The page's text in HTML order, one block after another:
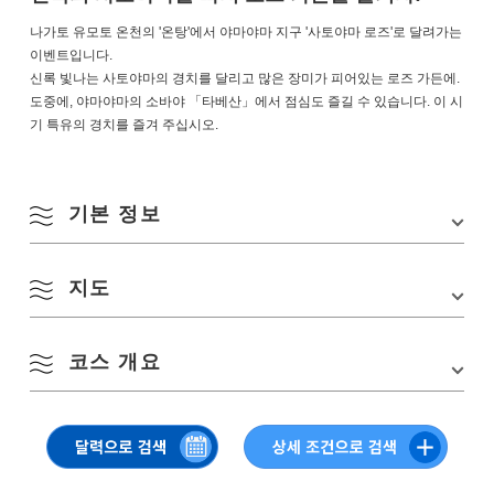
나가토 유모토 온천의 '온탕'에서 야마야마 지구 '사토야마 로즈'로 달려가는
이벤트입니다.
신록 빛나는 사토야마의 경치를 달리고 많은 장미가 피어있는 로즈 가든에.
도중에, 야마야마의 소바야 「타베산」에서 점심도 즐길 수 있습니다. 이 시
기 특유의 경치를 즐겨 주십시오.
기본 정보
행사장지도
코스 개요
・10:00 온천 앞 집합
월 수 목 토 일
계절별 검색 by Season